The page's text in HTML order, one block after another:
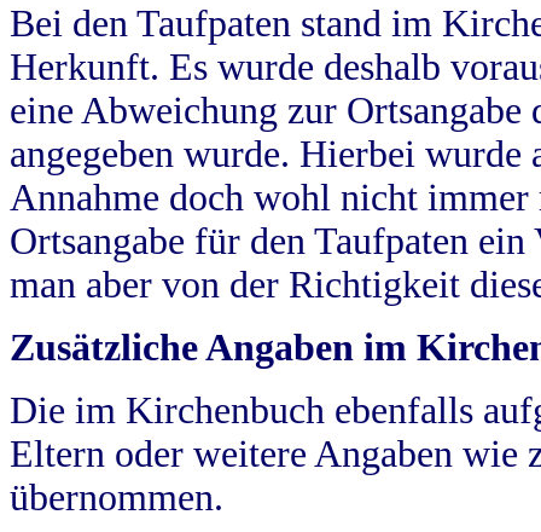
Bei den Taufpaten stand im
Herkunft. Es wurde deshalb
eine Abweichung zur
angegeben wurde. Hierbei wurde
Annahme doch wohl nicht
Ortsangabe für den Taufpaten
man aber von der Richtigkeit
Zusätzliche Angaben im
Die im Kirchenbuch ebenfalls
Eltern oder weitere Angaben wie
übernommen.